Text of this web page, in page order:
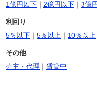
1億円以下 ｜ 2億円以下 ｜ 3億
利回り
5％以下 ｜ 5％以上 ｜ 10％以上
その他
売主・代理 ｜ 賃貸中